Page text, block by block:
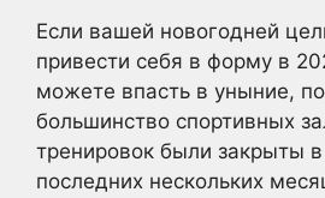
Если вашей новогодней
привести себя в форму в
можете впасть в уныние,
большинство спортивных
тренировок были закрыты
последних нескольких